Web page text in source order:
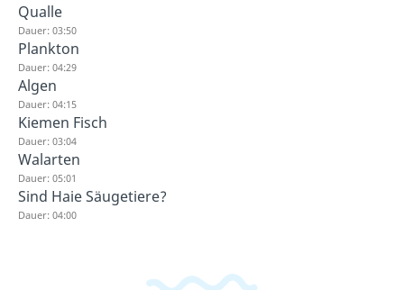
Qualle
Dauer: 03:50
Plankton
Dauer: 04:29
Algen
Dauer: 04:15
Kiemen Fisch
Dauer: 03:04
Walarten
Dauer: 05:01
Sind Haie Säugetiere?
Dauer: 04:00